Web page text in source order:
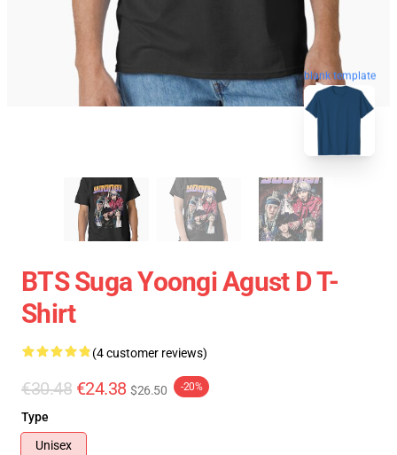
blank template
BTS Suga Yoongi Agust D T-
Shirt
(4 customer reviews)
€30.48 €24.38 $26.50 -20%
Type
Unisex